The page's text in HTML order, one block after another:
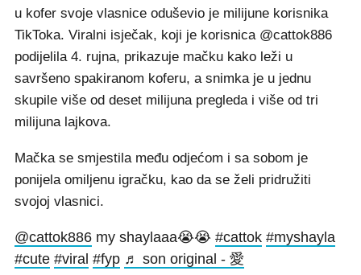
u kofer svoje vlasnice oduševio je milijune korisnika
TikToka. Viralni isječak, koji je korisnica @cattok886
podijelila 4. rujna, prikazuje mačku kako leži u
savršeno spakiranom koferu, a snimka je u jednu
skupile više od deset milijuna pregleda i više od tri
milijuna lajkova.
Mačka se smjestila među odjećom i sa sobom je
ponijela omiljenu igračku, kao da se želi pridružiti
svojoj vlasnici.
@cattok886 my shaylaaa😭😭 #cattok #myshayla
#cute #viral #fyp ♬ son original - 愛